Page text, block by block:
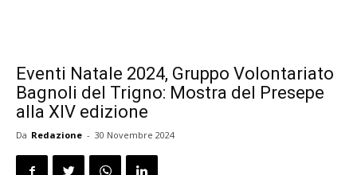
Eventi Natale 2024, Gruppo Volontariato
Bagnoli del Trigno: Mostra del Presepe
alla XIV edizione
Da Redazione - 30 Novembre 2024